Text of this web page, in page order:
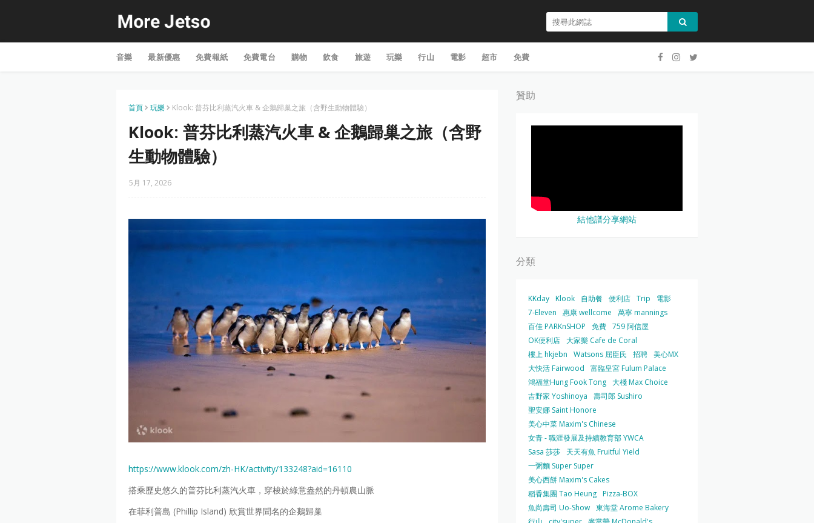
音樂 最新優惠 免費報紙 免費電台 購物 飲食 旅遊 玩樂 行山 電影 超市 免費
首頁 玩樂 Klook: 普芬比利蒸汽火車 & 企鵝歸巢之旅（含野生動物體驗）
Klook: 普芬比利蒸汽火車 & 企鵝歸巢之旅（含野
生動物體驗）
5月 17, 2026
https://www.klook.com/zh-HK/activity/133248?aid=16110
搭乘歷史悠久的普芬比利蒸汽火車，穿梭於綠意盎然的丹頓農山脈
在菲利普島 (Phillip Island) 欣賞世界聞名的企鵝歸巢
贊助
結他譜分享網站
分類
KKday Klook 自助餐 便利店 Trip
電影
7-Eleven
惠康 wellcome
萬寧 mannings
百佳 PARKnSHOP
免費 759 阿信屋
OK便利店 大家樂 Cafe de Coral
樓上 hkjebn
Watsons 屈臣氏 招聘 美心MX
大快活 Fairwood
富臨皇宮 Fulum Palace
鴻福堂Hung Fook Tong 大棧 Max Choice
吉野家 Yoshinoya
壽司郎 Sushiro
聖安娜 Saint Honore
美心中菜 Maxim's Chinese
女青 - 職涯發展及持續教育部 YWCA
Sasa 莎莎
天天有魚 Fruitful Yield
一粥麵 Super Super
美心西餅 Maxim's Cakes
稻香集團 Tao Heung Pizza-BOX
魚尚壽司 Uo-Show 東海堂 Arome Bakery